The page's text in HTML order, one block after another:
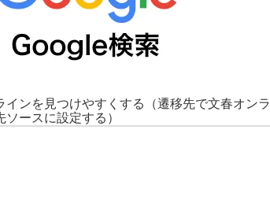
インを見つけやすくする
（遷移先で文春オンラ
ソースに設定する）